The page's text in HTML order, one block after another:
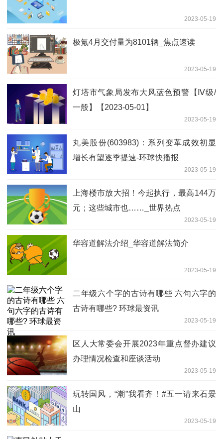
2023-05-19
极氪4月交付量为8101辆_焦点速读
2023-05-19
灯塔市气象局发布大风蓝色预警【Ⅳ级/
一般】【2023-05-01】
2023-05-19
丸美股份(603983)：系列变革成效初显
增长有望逐季提速-环球快播报
2023-05-19
上海楼市放大招！今起执行，最高144万
元；这些城市也……_世界热点
2023-05-19
华容道解法介绍_华容道解法简介
2023-05-19
二年级六个字的古诗有哪些 六句六字的
古诗有哪些? 环球最资讯
2023-05-19
区人大常委会开展2023年重点督办建议
办理情况检查和座谈活动
2023-05-19
玩转国风，“潮”我看齐！#五一请来石景
山
2023-05-19